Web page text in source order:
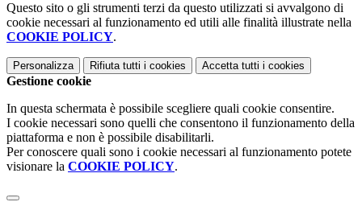
Questo sito o gli strumenti terzi da questo utilizzati si avvalgono di
cookie necessari al funzionamento ed utili alle finalità illustrate nella
COOKIE POLICY.
Personalizza Rifiuta tutti i cookies Accetta tutti i cookies
Gestione cookie
In questa schermata è possibile scegliere quali cookie consentire.
I cookie necessari sono quelli che consentono il funzionamento della
piattaforma e non è possibile disabilitarli.
Per conoscere quali sono i cookie necessari al funzionamento potete
visionare la COOKIE POLICY.